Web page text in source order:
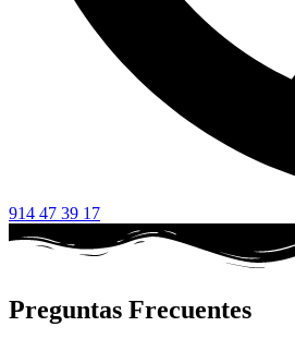
914 47 39 17
Preguntas Frecuentes